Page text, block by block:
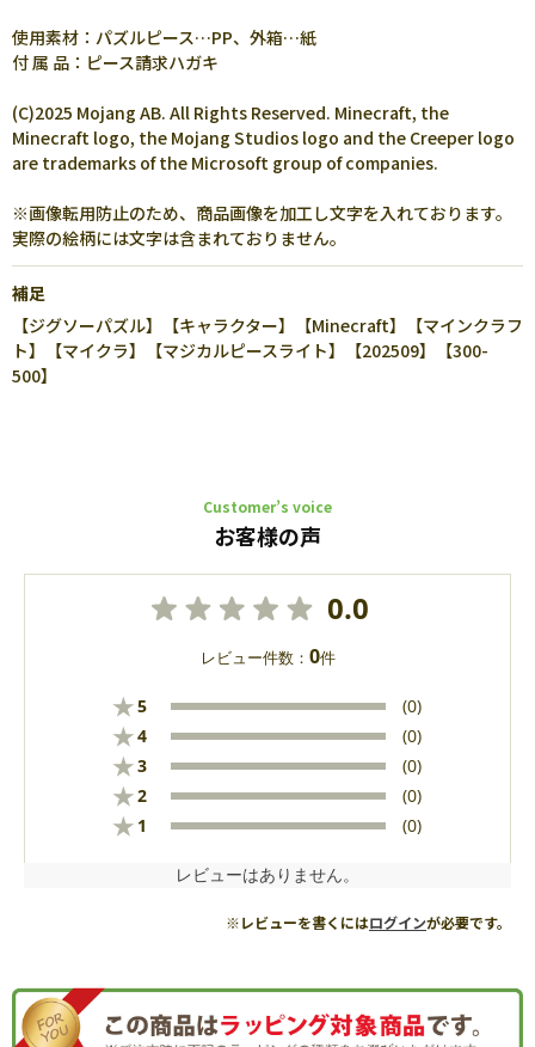
使用素材：パズルピース…PP、外箱…紙
付 属 品：ピース請求ハガキ
(C)2025 Mojang AB. All Rights Reserved. Minecraft, the
Minecraft logo, the Mojang Studios logo and the Creeper logo
are trademarks of the Microsoft group of companies.
※画像転用防止のため、商品画像を加工し文字を入れております。
実際の絵柄には文字は含まれておりません。
補足
【ジグソーパズル】【キャラクター】【Minecraft】【マインクラフ
ト】【マイクラ】【マジカルピースライト】【202509】【300-
500】
Customer’s voice
お客様の声
0.0
レビュー件数： 0件
★5 (0)
★4 (0)
★3 (0)
★2 (0)
★ 1 (0)
レビューはありません。
※レビューを書くにはログインが必要です。